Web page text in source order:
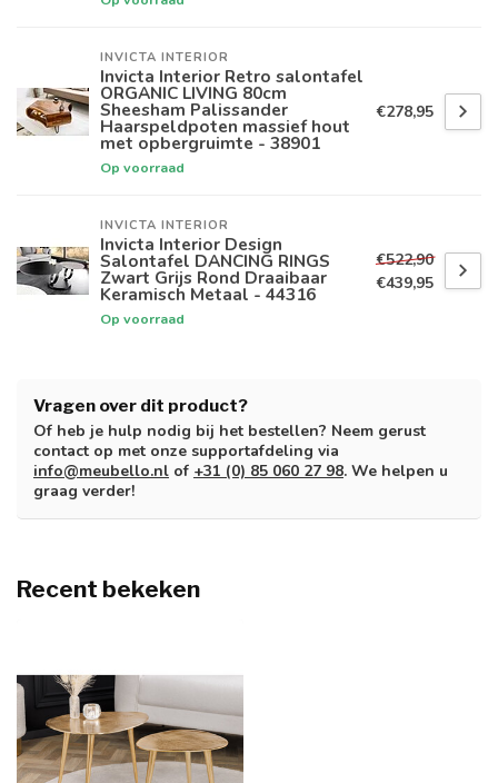
INVICTA INTERIOR
Invicta Interior Retro salontafel
ORGANIC LIVING 80cm
Sheesham Palissander
Haarspeldpoten massief hout
met opbergruimte - 38901
Op voorraad
€278,95
INVICTA INTERIOR
Invicta Interior Design
Salontafel DANCING RINGS
Zwart Grijs Rond Draaibaar
Keramisch Metaal - 44316
Op voorraad
€522,90
€439,95
Vragen over dit product?
Of heb je hulp nodig bij het bestellen? Neem gerust
contact op met onze supportafdeling via
info@meubello.nl of +31 (0) 85 060 27 98. We helpen u
graag verder!
Recent bekeken